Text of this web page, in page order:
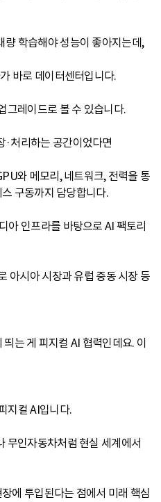
량 학습해야 성능이 좋아지는데,
바로 데이터센터입니다.
그레이드로 볼 수 있습니다.
·처리하는 공간이었다면
와 메모리, 네트워크, 전력을 통
구동까지 담당합니다.
아 인프라를 바탕으로 AI 팩토리
아시아 시장과 유럽 중동 시장 등
는 게 피지컬 AI 협력인데요. 이
지컬 AI입니다.
무인자동차처럼 현실 세계에서
에 투입된다는 점에서 미래 핵심